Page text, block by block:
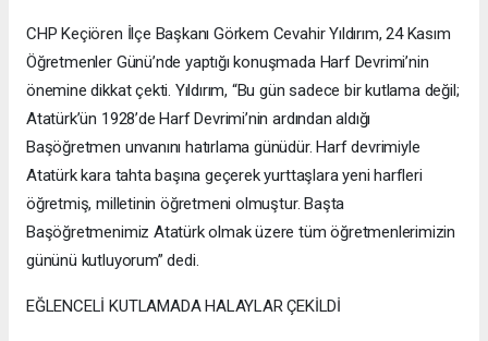
CHP Keçiören İlçe Başkanı Görkem Cevahir Yıldırım, 24 Kasım
Öğretmenler Günü’nde yaptığı konuşmada Harf Devrimi’nin
önemine dikkat çekti. Yıldırım, “Bu gün sadece bir kutlama değil;
Atatürk’ün 1928’de Harf Devrimi’nin ardından aldığı
Başöğretmen unvanını hatırlama günüdür. Harf devrimiyle
Atatürk kara tahta başına geçerek yurttaşlara yeni harfleri
öğretmiş, milletinin öğretmeni olmuştur. Başta
Başöğretmenimiz Atatürk olmak üzere tüm öğretmenlerimizin
gününü kutluyorum” dedi.
EĞLENCELİ KUTLAMADA HALAYLAR ÇEKİLDİ